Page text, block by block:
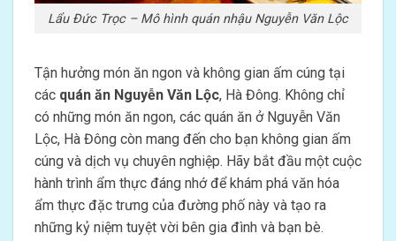
Lẩu Đức Trọc – Mô hình quán nhậu Nguyễn Văn Lộc
Tận hưởng món ăn ngon và không gian ấm cúng tại
các quán ăn Nguyễn Văn Lộc, Hà Đông. Không chỉ
có những món ăn ngon, các quán ăn ở Nguyễn Văn
Lộc, Hà Đông còn mang đến cho bạn không gian ấm
cúng và dịch vụ chuyên nghiệp. Hãy bắt đầu một cuộc
hành trình ẩm thực đáng nhớ để khám phá văn hóa
ẩm thực đặc trưng của đường phố này và tạo ra
những kỷ niệm tuyệt vời bên gia đình và bạn bè.